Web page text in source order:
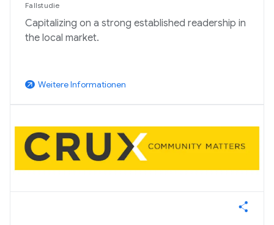
Fallstudie
Capitalizing on a strong established readership in
the local market.
arrow_outward Weitere Informationen